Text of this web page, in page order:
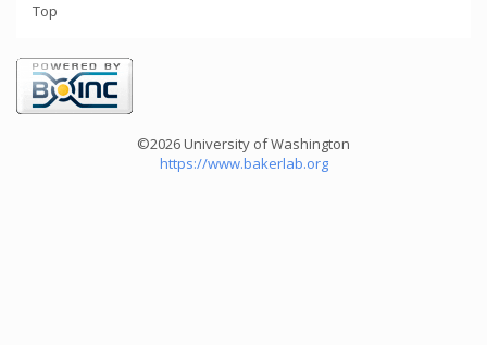
Top
©2026 University of Washington
https://www.bakerlab.org